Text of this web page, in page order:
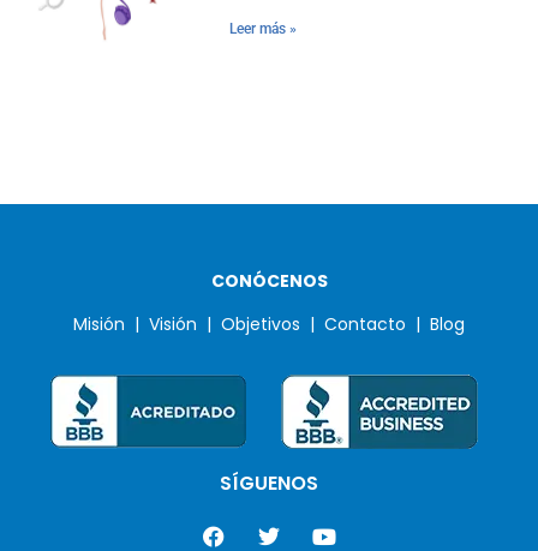
Leer más »
CONÓCENOS
Misión | Visión | Objetivos | Contacto | Blog
SÍGUENOS